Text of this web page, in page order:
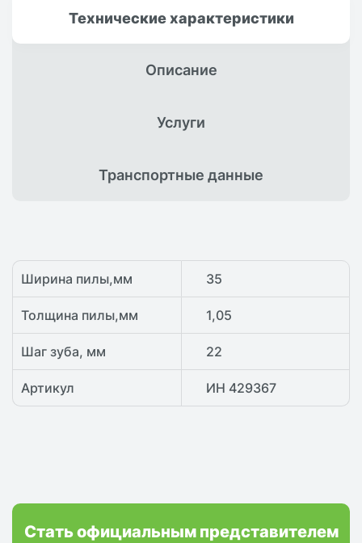
Техническиехарактеристики
Описание
Услуги
Транспортныеданные
Ширина пилы,мм 35
Толщина пилы,мм 1,05
Шаг зуба, мм 22
Артикул ИН 429367
Стать официальным представителем